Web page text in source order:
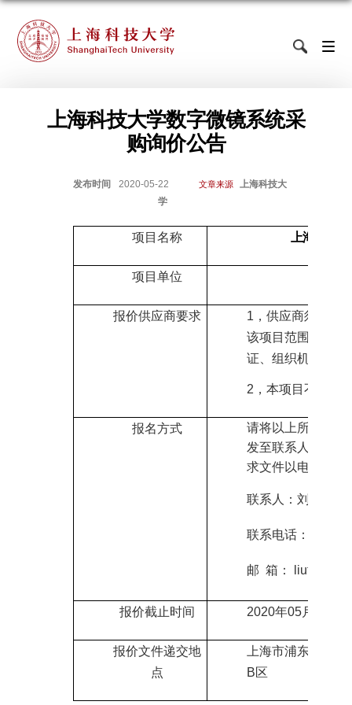
上海科技大学数字微镜系统采
购询价公告
发布时间 2020-05-22 文章来源
上海科技大
学
项目名称 上海科技
项目单位
报价供应商要求 1 ，供应商须能独
该项目范围内的企
证、组织机构代码
2 ， 本项目不允许
报名方式
请将以上所需报名
发至联系人邮箱
求文件以电子版的
联系人：刘老师
联系电话：021-
邮 箱： liufy
报价截止时间 2020年05月21日
报价文件递交地
点
上海市浦东新区华
B区